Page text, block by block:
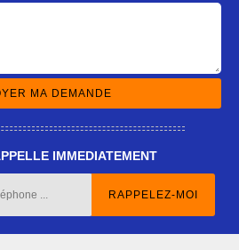
IMMEDIATEMENT